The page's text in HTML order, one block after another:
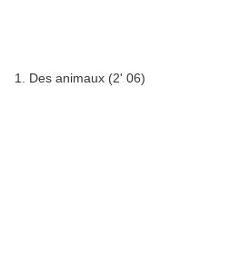
1. Des animaux (2' 06)